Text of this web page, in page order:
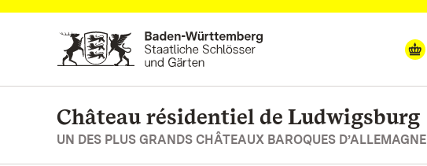
Vers la page d’accueil
Château résidentiel de Ludwigsburg
UN DES PLUS GRANDS CHÂTEAUX BAROQUES D’ALLEMAGNE